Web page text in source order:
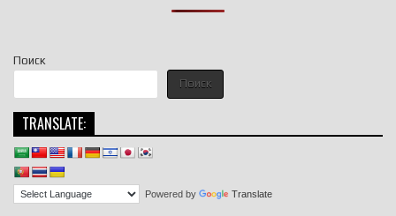
Поиск
Поиск
TRANSLATE:
Powered by Translate